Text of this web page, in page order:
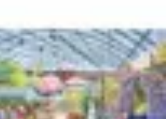
responsable